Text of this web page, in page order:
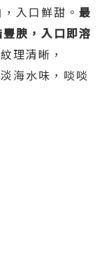
入口鮮甜。 最
腴，入口即溶
理清晰，
海水味，啖啖